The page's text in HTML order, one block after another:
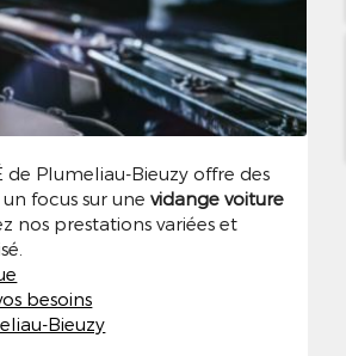
de Plumeliau-Bieuzy offre des
focus sur unevidange voiture
nos prestations variées et
besoins
Bieuzy